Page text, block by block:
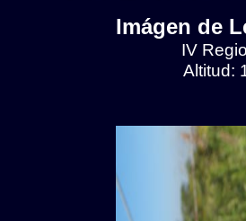
Imágen de
IV
Altitud: